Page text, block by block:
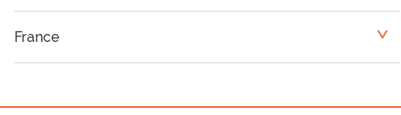
France <